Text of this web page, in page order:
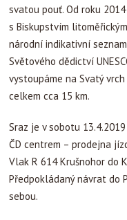
svatou pouť. Od roku
s Biskupstvím
národní indikativní
Světového dědictví
vystoupáme na Svatý
celkem cca 15 km.
Sraz je v sobotu
ČD centrem – prodejna
Vlak R 614 Krušnohor do
Předpokládaný návrat do
sebou.